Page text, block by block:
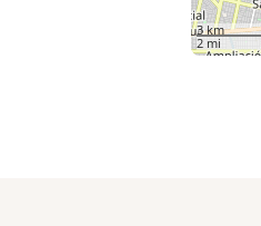
3 km
2 mi